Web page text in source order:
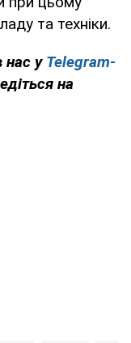
та техніки.
нас у Telegram-
на